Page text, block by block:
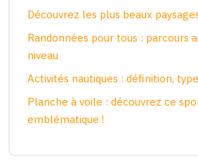
Découvrez les plus beaux
Randonnées pour tous : parcours
niveau
Activités nautiques : définition,
Planche à voile : découvrez ce
emblématique !